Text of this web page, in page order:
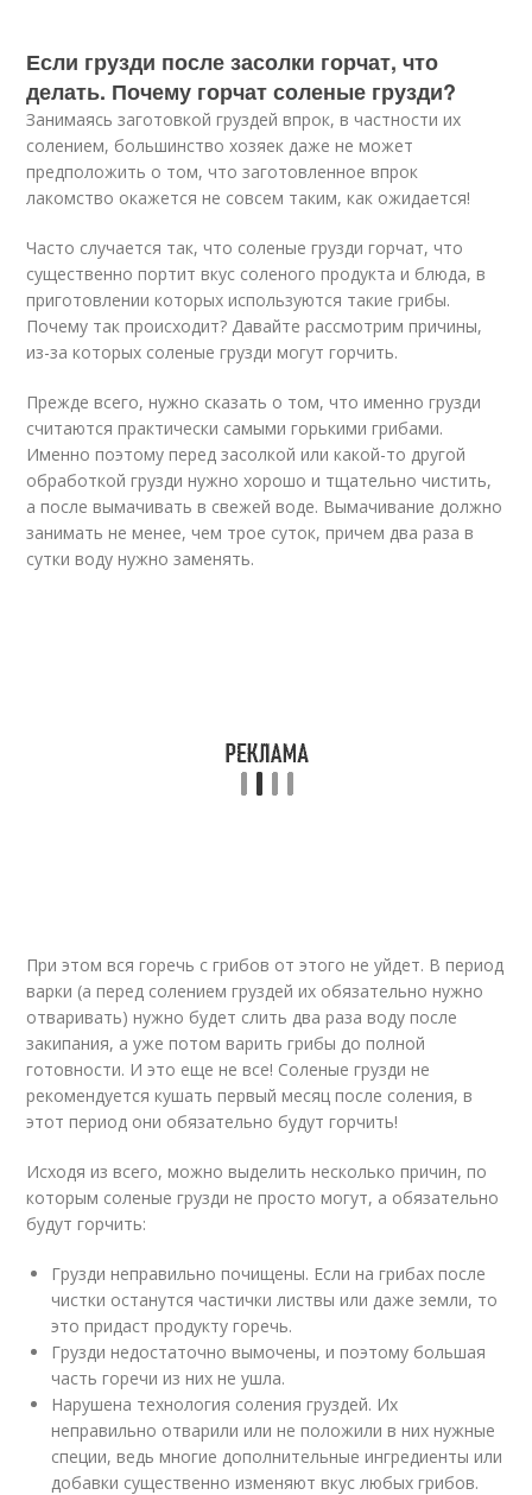
Если грузди после засолки горчат, что
делать. Почему горчат соленые грузди?
Занимаясь заготовкой груздей впрок, в частности их
солением, большинство хозяек даже не может
предположить о том, что заготовленное впрок
лакомство окажется не совсем таким, как ожидается!
Часто случается так, что соленые грузди горчат, что
существенно портит вкус соленого продукта и блюда, в
приготовлении которых используются такие грибы.
Почему так происходит? Давайте рассмотрим причины,
из-за которых соленые грузди могут горчить.
Прежде всего, нужно сказать о том, что именно грузди
считаются практически самыми горькими грибами.
Именно поэтому перед засолкой или какой-то другой
обработкой грузди нужно хорошо и тщательно чистить,
а после вымачивать в свежей воде. Вымачивание должно
занимать не менее, чем трое суток, причем два раза в
сутки воду нужно заменять.
При этом вся горечь с грибов от этого не уйдет. В период
варки (а перед солением груздей их обязательно нужно
отваривать) нужно будет слить два раза воду после
закипания, а уже потом варить грибы до полной
готовности. И это еще не все! Соленые грузди не
рекомендуется кушать первый месяц после соления, в
этот период они обязательно будут горчить!
Исходя из всего, можно выделить несколько причин, по
которым соленые грузди не просто могут, а обязательно
будут горчить:
Грузди неправильно почищены. Если на грибах после
чистки останутся частички листвы или даже земли, то
это придаст продукту горечь.
Грузди недостаточно вымочены, и поэтому большая
часть горечи из них не ушла.
Нарушена технология соления груздей. Их
неправильно отварили или не положили в них нужные
специи, ведь многие дополнительные ингредиенты или
добавки существенно изменяют вкус любых грибов.